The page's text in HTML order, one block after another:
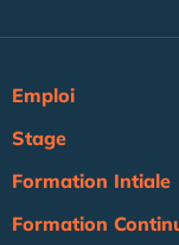
Emploi
Stage
Formation Intiale
Formation